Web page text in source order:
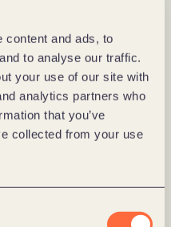
content and ads, to
to analyse our traffic.
your use of our site with
analytics partners who
that you’ve
collected from your use
KI- und Predictive-
zur operativen
oder
die Knackpunkte rund
nicht
in der
und -Governance –
auch zu
erste positive